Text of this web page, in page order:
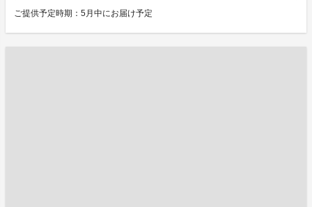
ご提供予定時期：5月中にお届け予定